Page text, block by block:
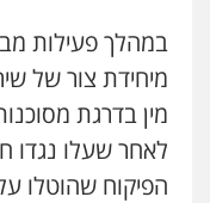
פלילי
עו"ד
במהלך פעילות
מיחידת צור של
מין בדרגת
לאחר שעלו נגדו
הפיקוח שהוטלו